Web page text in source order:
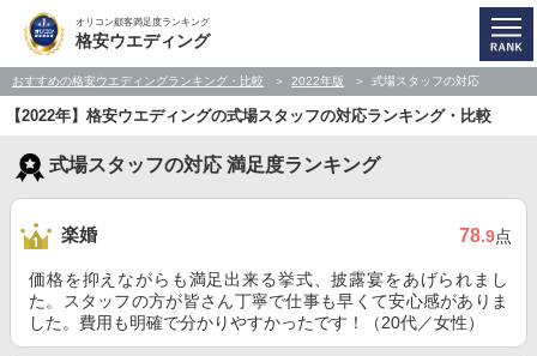
オリコン顧客満足度ランキング
格安ウエディング
おすすめの格安ウエディングランキング・比較 2022年版 式場スタッフの対応
【2022年】格安ウエディングの式場スタッフの対応ランキング・比較
式場スタッフの対応 満足度ランキング
楽婚 78.9点
価格を抑えながらも満足出来る挙式、披露宴をあげられまし
た。スタッフの方が皆さん丁寧で仕事も早くて安心感がありま
した。費用も明確で分かりやすかったです！（20代／女性）